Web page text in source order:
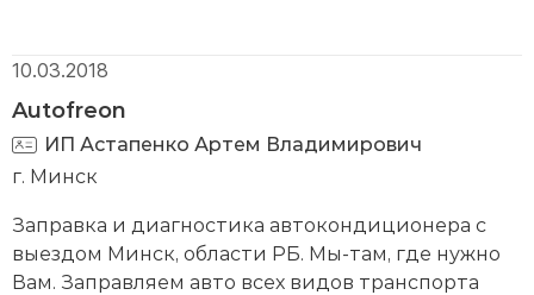
10.03.2018
Autofreon
ИП Астапенко Артем Владимирович
г. Минск
Заправка и диагностика автокондиционера с
выездом Минск, области РБ. Мы-там, где нужно
Вам. Заправляем авто всех видов транспорта